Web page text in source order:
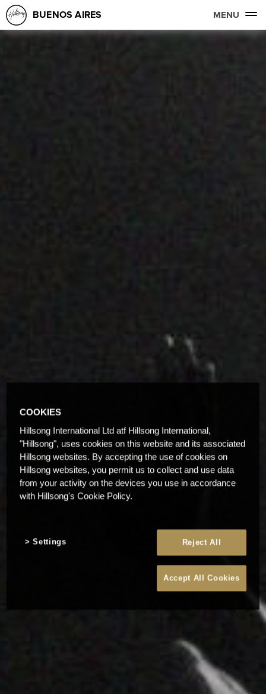
BUENOS AIRES MENU
COOKIES
Hillsong International Ltd atf Hillsong International,
"Hillsong", uses cookies on this website and its associated
Hillsong websites. By accepting the use of cookies on
Hillsong websites, you permit us to collect and use data
from your activity on the devices you use in accordance
with Hillsong's Cookie Policy.
Reject All
Accept All Cookies
Settings